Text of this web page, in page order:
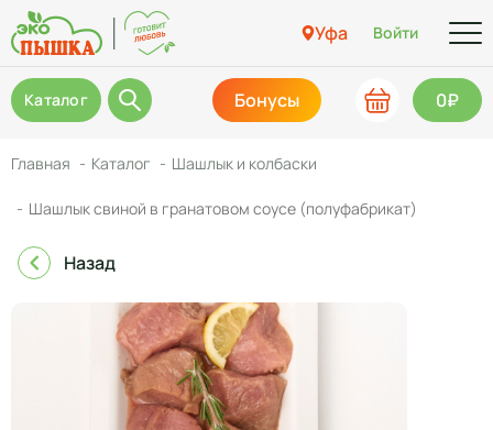
Уфа Войти
Каталог Бонусы 0₽
Главная Каталог Шашлык и колбаски
Шашлык свиной в гранатовом соусе (полуфабрикат)
Назад